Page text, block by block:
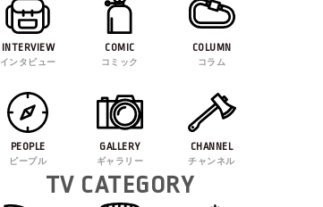
INTERVIEW
インタビュー
COMIC
コミック
COLUMN
コラム
PEOPLE
ピープル
GALLERY
ギャラリー
CHANNEL
チャンネル
TV CATEGORY